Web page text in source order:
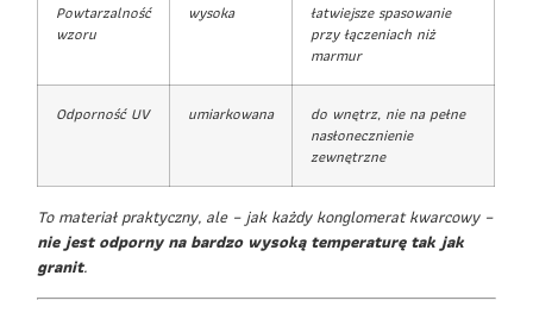
Powtarzalność
wzoru
wysoka
łatwiejsze spasowanie
przy łączeniach niż
marmur
Odporność UV umiarkowana
do wnętrz, nie na pełne
nasłonecznienie
zewnętrzne
To materiał praktyczny, ale – jak każdy konglomerat kwarcowy –
nie jest odporny na bardzo wysoką temperaturę tak jak
granit.